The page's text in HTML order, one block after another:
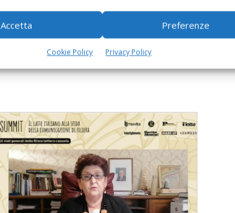
Accetta Preferenze
Cookie Policy Privacy Policy
virtuale, con tanto di categorie e giudici internazionali